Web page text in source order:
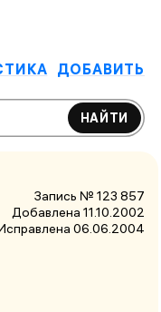
ДОБАВИТЬ
НАЙТИ
Запись № 123 857
Добавлена 11.10.2002
06.06.2004